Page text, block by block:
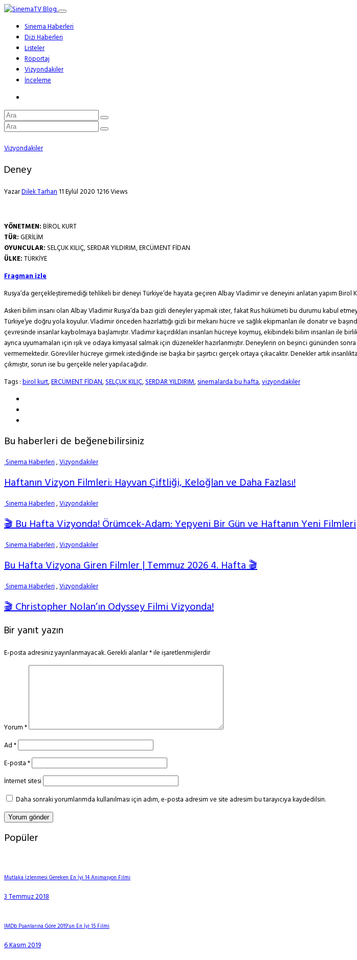
Sinema Haberleri
Dizi Haberleri
Listeler
Röportaj
Vizyondakiler
İnceleme
Vizyondakiler
Deney
YazarDilek Tarhan11 Eylül 2020 1216 Views
YÖNETMEN:BİROL KURT
TÜR:GERİLİM
OYUNCULAR: SELÇUK KILIÇ, SERDAR YILDIRIM, ERCÜMENT FİDAN
ÜLKE:TÜRKİYE
Fragman izle
Rusya’da gerçekleştiremediği tehlikeli bir deneyi Türkiye’de hayata geçiren Albay Vladimir ve deneyini anlatan yapım Birol
Askeri bilim insanı olan Albay Vladimir Rusya’da bazı gizli deneyler yapmak ister, fakat Rus hükümeti bu durumu kabul
Türkiye’ye doğru yola koyulur. Vladimir önceden hazırlattığı gizli bir mekanı hücre ve sağlık ekipmanları ile donatır ve
çevresinde insanlar kaybolmaya başlamıştır. Vladimir kaçırdıkları insanları hücreye koymuş, ekibindeki bilim insanları ile
ayrıca uyumamaları için ışık ve odaya kimyasal salmak için düzenekler hazırlanmıştır. Deneylerin on beşinci gününden
vermemektedir. Görevliler hücreye girmek istediğinde ise başka bir şaşırtıcı gerçek ortaya çıkacaktır. Denekler artık
çıkmıştır, sorun ise bu gerçekle neler yapılacağıdır.
Tags :birol kurt,ERCÜMENT FİDAN,SELÇUK KILIÇ,SERDAR YILDIRIM,sinemalarda bu hafta,vizyondakiler
Bu haberleri de beğenebilirsiniz
Sinema Haberleri,Vizyondakiler
Haftanın Vizyon Filmleri: Hayvan Çiftliği, Keloğlan ve Daha Fazlası!
Sinema Haberleri,Vizyondakiler
🎬 Bu Hafta Vizyonda! Örümcek-Adam: Yepyeni Bir Gün ve Haftanın Yeni Filmleri
Sinema Haberleri,Vizyondakiler
Bu Hafta Vizyona Giren Filmler | Temmuz 2026 4. Hafta 🎬
Sinema Haberleri,Vizyondakiler
🎬 Christopher Nolan’ın Odyssey Filmi Vizyonda!
Bir yanıt yazın
E-posta adresiniz yayınlanmayacak.Gerekli alanlar*ile işaretlenmişlerdir
Yorum*
Ad*
E-posta*
İnternet sitesi
Daha sonraki yorumlarımda kullanılması için adım, e-posta adresim ve site adresim bu tarayıcıya kaydedilsin.
Popüler
Mutlaka İzlenmesi Gereken En İyi 14 Animasyon Filmi
3 Temmuz 2018
IMDb Puanlarına Göre 2019’un En İyi 15 Filmi
6 Kasım 2019